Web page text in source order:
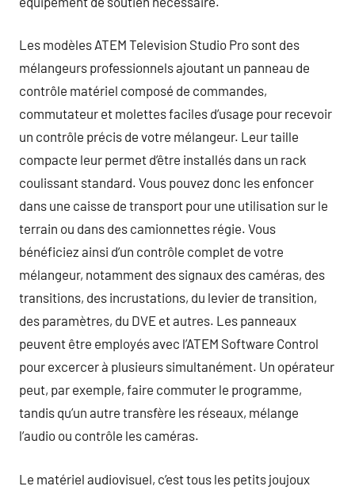
Les modèles ATEM Television Studio Pro sont des
mélangeurs professionnels ajoutant un panneau de
contrôle matériel composé de commandes,
commutateur et molettes faciles d’usage pour recevoir
un contrôle précis de votre mélangeur. Leur taille
compacte leur permet d’être installés dans un rack
coulissant standard. Vous pouvez donc les enfoncer
dans une caisse de transport pour une utilisation sur le
terrain ou dans des camionnettes régie. Vous
bénéficiez ainsi d’un contrôle complet de votre
mélangeur, notamment des signaux des caméras, des
transitions, des incrustations, du levier de transition,
des paramètres, du DVE et autres. Les panneaux
peuvent être employés avec l’ATEM Software Control
pour excercer à plusieurs simultanément. Un opérateur
peut, par exemple, faire commuter le programme,
tandis qu’un autre transfère les réseaux, mélange
l’audio ou contrôle les caméras.
Le matériel audiovisuel, c’est tous les petits joujoux